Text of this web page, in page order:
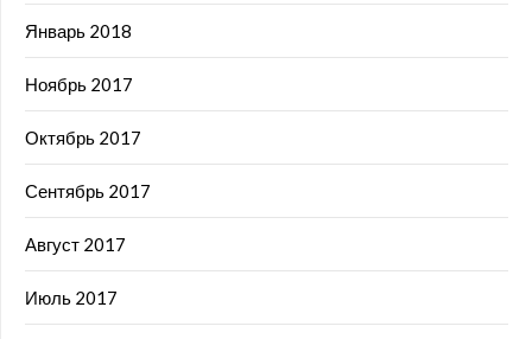
Январь 2018
Ноябрь 2017
Октябрь 2017
Сентябрь 2017
Август 2017
Июль 2017